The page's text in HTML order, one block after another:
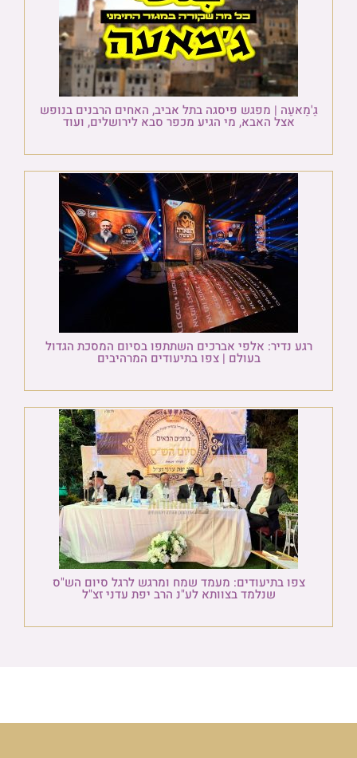
גַ'מַאעַה | מפגש פיסגה בתל אביב, האחים הרבנים בנופש
אצל האבא, מי הגיע מכפר סבא לירושלים, ועוד
רגע נדיר: אלפי אברכים השתתפו בסיום המסכת הגדול
בעולם | צפו בתיעודים המרהיבים
צפו בתיעודים: מעמד שמח ומרגש לרגל סיום הש"ס
שנלמד בצוותא לע"נ הרב יפת עדני זצ"ל